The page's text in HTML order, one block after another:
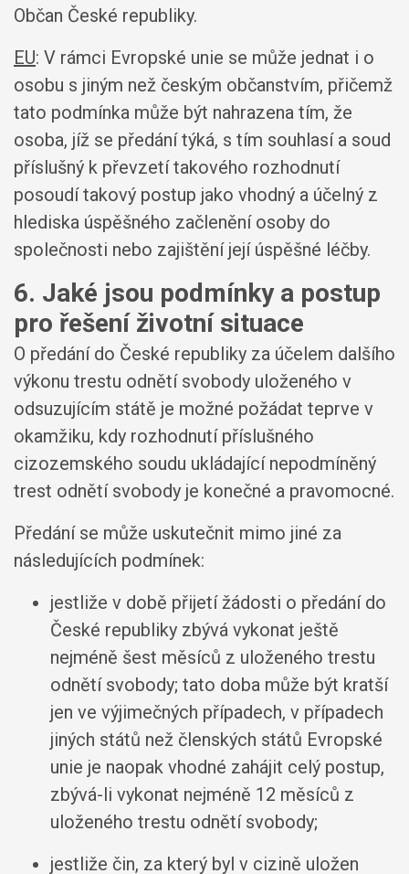
Občan České republiky.
EU: V rámci Evropské unie se může jednat i o
osobu s jiným než českým občanstvím, přičemž
tato podmínka může být nahrazena tím, že
osoba, jíž se předání týká, s tím souhlasí a soud
příslušný k převzetí takového rozhodnutí
posoudí takový postup jako vhodný a účelný z
hlediska úspěšného začlenění osoby do
společnosti nebo zajištění její úspěšné léčby.
6. Jaké jsou podmínky a postup
pro řešení životní situace
O předání do České republiky za účelem dalšího
výkonu trestu odnětí svobody uloženého v
odsuzujícím státě je možné požádat teprve v
okamžiku, kdy rozhodnutí příslušného
cizozemského soudu ukládající nepodmíněný
trest odnětí svobody je konečné a pravomocné.
Předání se může uskutečnit mimo jiné za
následujících podmínek:
jestliže v době přijetí žádosti o předání do
České republiky zbývá vykonat ještě
nejméně šest měsíců z uloženého trestu
odnětí svobody; tato doba může být kratší
jen ve výjimečných případech, v případech
jiných států než členských států Evropské
unie je naopak vhodné zahájit celý postup,
zbývá-li vykonat nejméně 12 měsíců z
uloženého trestu odnětí svobody;
jestliže čin, za který byl v cizině uložen